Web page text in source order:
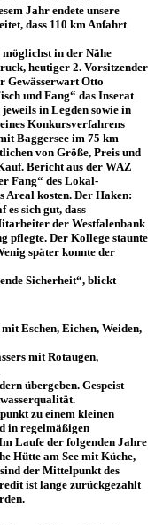
Jahr endete unsere
dass 110 km Anfahrt
möglichst in der Nähe
heutiger 2. Vorsitzender
Gewässerwart Otto
und Fang“ das Inserat
in Legden sowie in
Konkursverfahrens
Baggersee im 75 km
von Größe, Preis und
Bericht aus der WAZ
Fang“ des Lokal-
Areal kosten. Der Haken:
es sich gut, dass
der Westfalenbank
pflegte. Der Kollege staunte
später konnte der
Sicherheit“, blickt
Eschen, Eichen, Weiden,
mit Rotaugen,
übergeben. Gespeist
zu einem kleinen
in regelmäßigen
Laufe der folgenden Jahre
Hütte am See mit Küche,
der Mittelpunkt des
ist lange zurückgezahlt